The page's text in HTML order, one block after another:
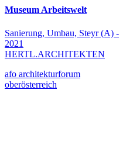
Museum Arbeitswelt
Sanierung, Umbau, Steyr (A) -
2021
HERTL.ARCHITEKTEN
afo architekturforum
oberösterreich